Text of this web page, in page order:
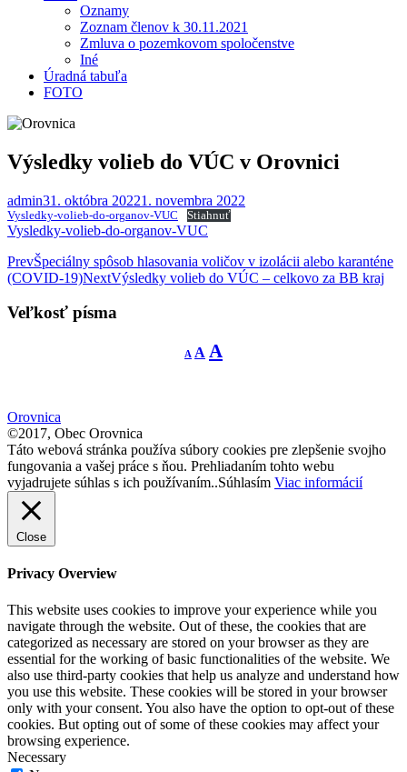
Oznamy
Zoznam členov k 30.11.2021
Zmluva o pozemkovom spoločenstve
Iné
Úradná tabuľa
FOTO
Výsledky volieb do VÚC v Orovnici
admin31. októbra 20221. novembra 2022
Vysledky-volieb-do-organov-VUC Stiahnuť
Vysledky-volieb-do-organov-VUC
Post
navigation
PrevŠpeciálny spôsob hlasovania voličov v izolácii alebo karanténe
(COVID-19)NextVýsledky volieb do VÚC – celkovo za BB kraj
Veľkosť písma
A
Decrease
font
A Reset
font
A
Orovnica
©2017, Obec Orovnica
Táto webová stránka používa súbory cookies pre zlepšenie svojho
fungovania a vašej práce s ňou. Prehliadaním tohto webu
vyjadrujete súhlas s ich používaním..Súhlasím Viac informácií
Close
Privacy Overview
This website uses cookies to improve your experience while you
navigate through the website. Out of these, the cookies that are
categorized as necessary are stored on your browser as they are
essential for the working of basic functionalities of the website. We
also use third-party cookies that help us analyze and understand how
you use this website. These cookies will be stored in your browser
only with your consent. You also have the option to opt-out of these
cookies. But opting out of some of these cookies may affect your
browsing experience.
Necessary